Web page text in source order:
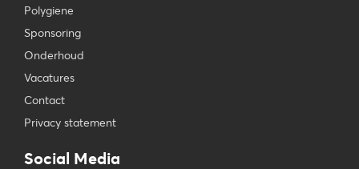
Polygiene
Sponsoring
Onderhoud
Vacatures
Contact
Privacy statement
Social Media